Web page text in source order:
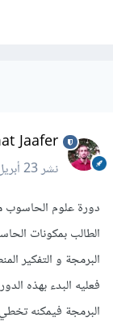
Jaafer
نشر23 أبريل 2024
دورة علوم الحاسوب
الطالب بمكونات
البرمجة و التفكير
فعليه البدء بهذه
البرمجة فيمكنه